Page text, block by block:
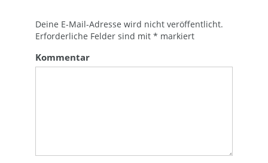
Deine E-Mail-Adresse wird nicht veröffentlicht.
Erforderliche Felder sind mit* markiert
Kommentar